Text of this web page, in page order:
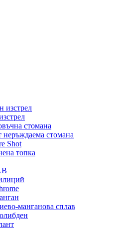
изстрел
стомана
неръждаема стомана
Shot
топка
манганова сплав